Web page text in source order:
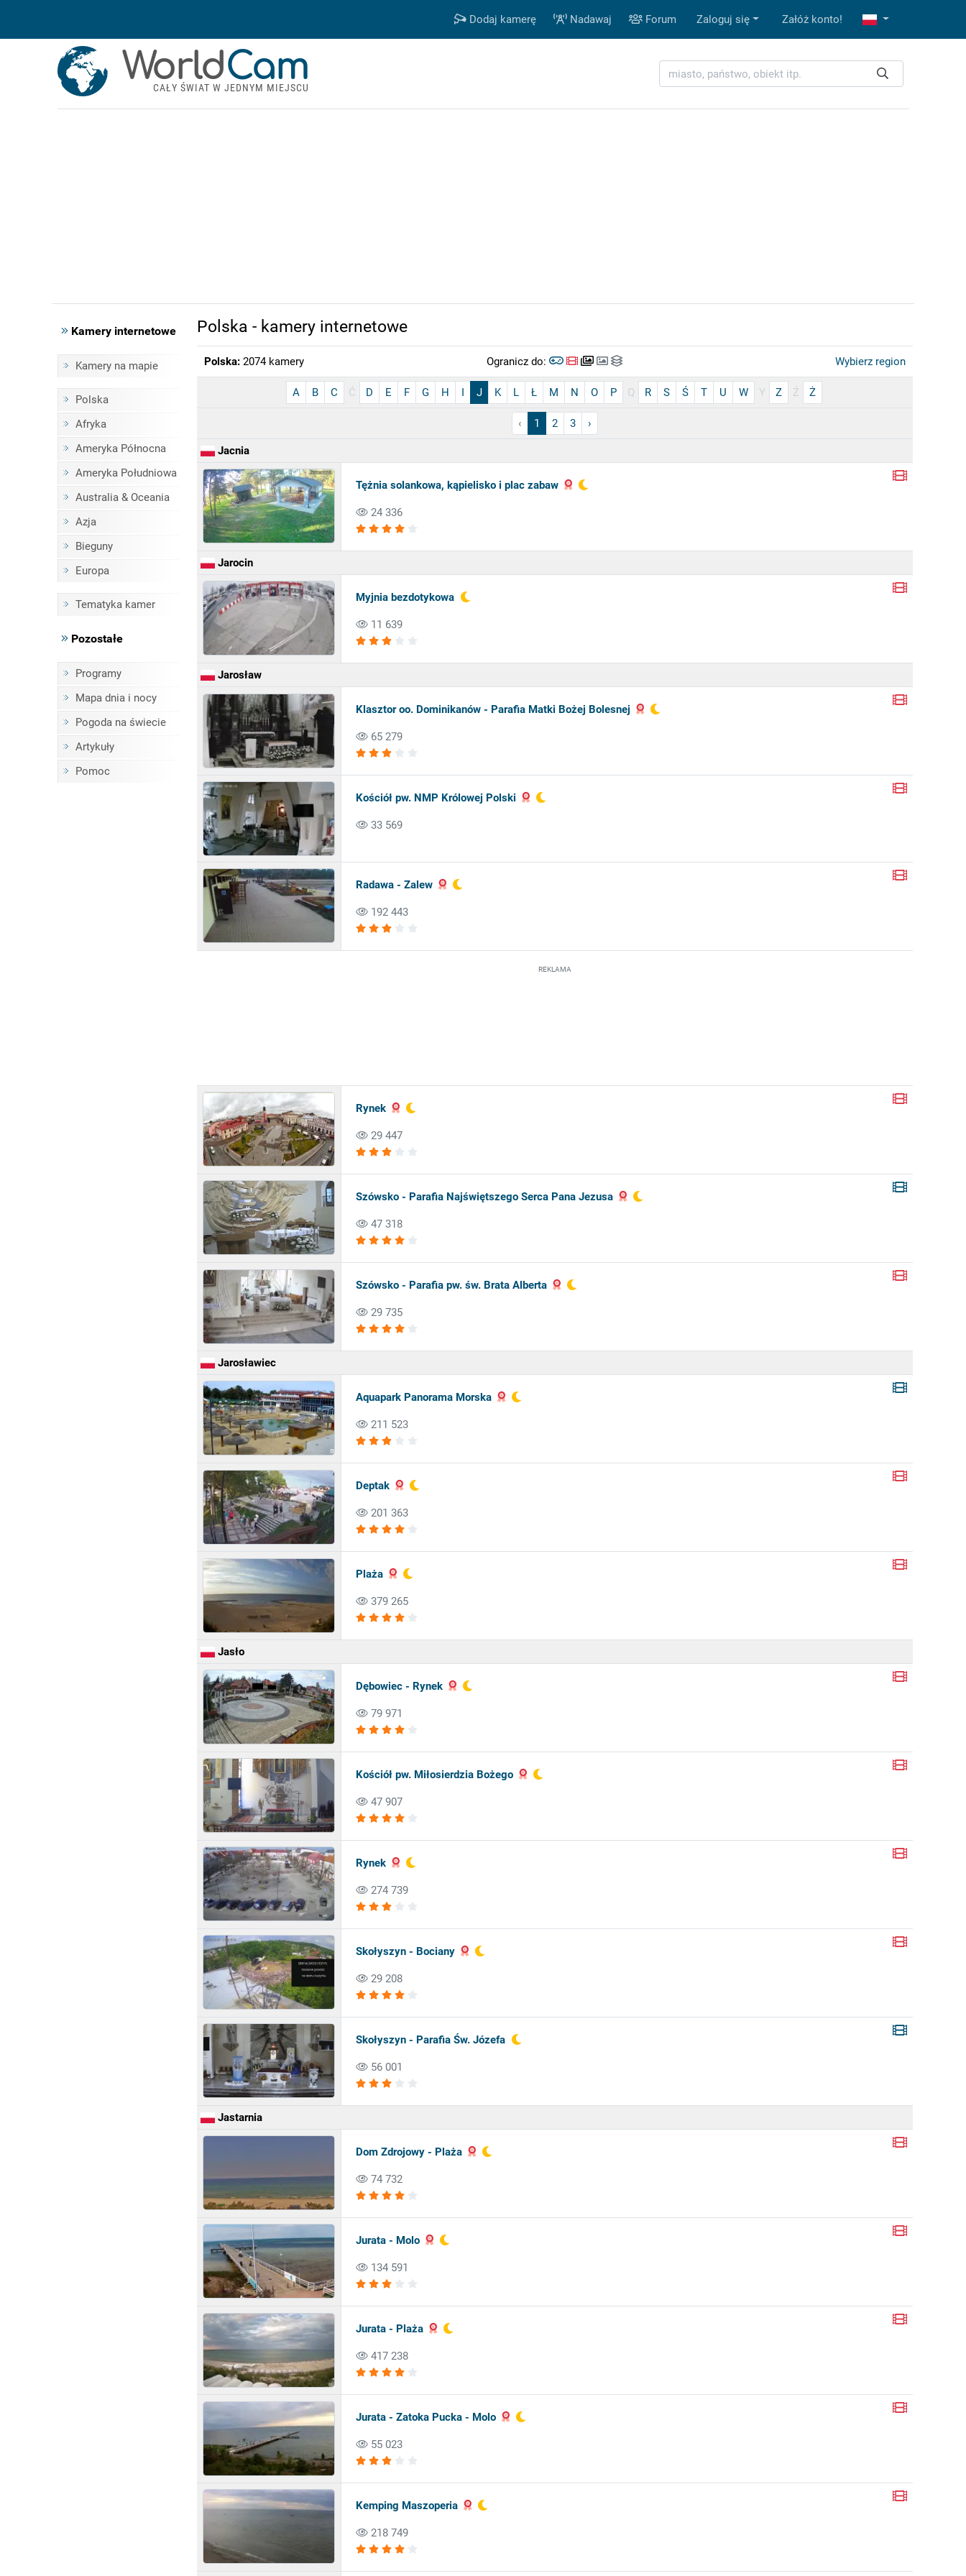
Dodaj kamerę Nadawaj Forum Zaloguj się Załóż konto!
WorldCam
CAŁY ŚWIAT W JEDNYM MIEJSCU
Kamery internetowe
Kamery na mapie
Polska
Afryka
Ameryka Północna
Ameryka Południowa
Australia & Oceania
Azja
Bieguny
Europa
Tematyka kamer
Pozostałe
Programy
Mapa dnia i nocy
Pogoda na świecie
Artykuły
Pomoc
Polska - kamery internetowe
Polska:2074 kamery Ogranicz do: Wybierz region
A B C Ć D E F G H I J K L Ł M N O P Q R S Ś T U W Y Z Ź Ż
‹ 1 2 3 ›
Jacnia
Tężnia solankowa, kąpielisko i plac zabaw
24 336
Jarocin
Myjnia bezdotykowa
11 639
Jarosław
Klasztor oo. Dominikanów - Parafia Matki Bożej Bolesnej
65 279
Kościół pw. NMP Królowej Polski
33 569
Radawa - Zalew
192 443
REKLAMA
Rynek
29 447
Szówsko - Parafia Najświętszego Serca Pana Jezusa
47 318
Szówsko - Parafia pw. św. Brata Alberta
29 735
Jarosławiec
Aquapark Panorama Morska
211 523
Deptak
201 363
Plaża
379 265
Jasło
Dębowiec - Rynek
79 971
Kościół pw. Miłosierdzia Bożego
47 907
Rynek
274 739
Skołyszyn - Bociany
29 208
Skołyszyn - Parafia Św. Józefa
56 001
Jastarnia
Dom Zdrojowy - Plaża
74 732
Jurata - Molo
134 591
Jurata - Plaża
417 238
Jurata - Zatoka Pucka - Molo
55 023
Kemping Maszoperia
218 749